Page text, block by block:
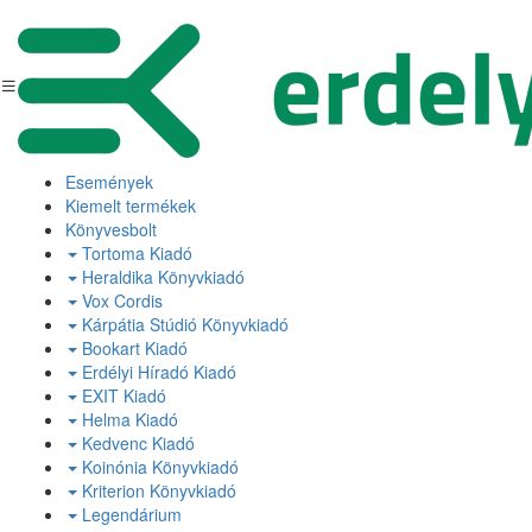
Események
Kiemelt termékek
Könyvesbolt
Tortoma Kiadó
Heraldika Könyvkiadó
Vox Cordis
Kárpátia Stúdió Könyvkiadó
Bookart Kiadó
Erdélyi Híradó Kiadó
EXIT Kiadó
Helma Kiadó
Kedvenc Kiadó
Koinónia Könyvkiadó
Kriterion Könyvkiadó
Legendárium